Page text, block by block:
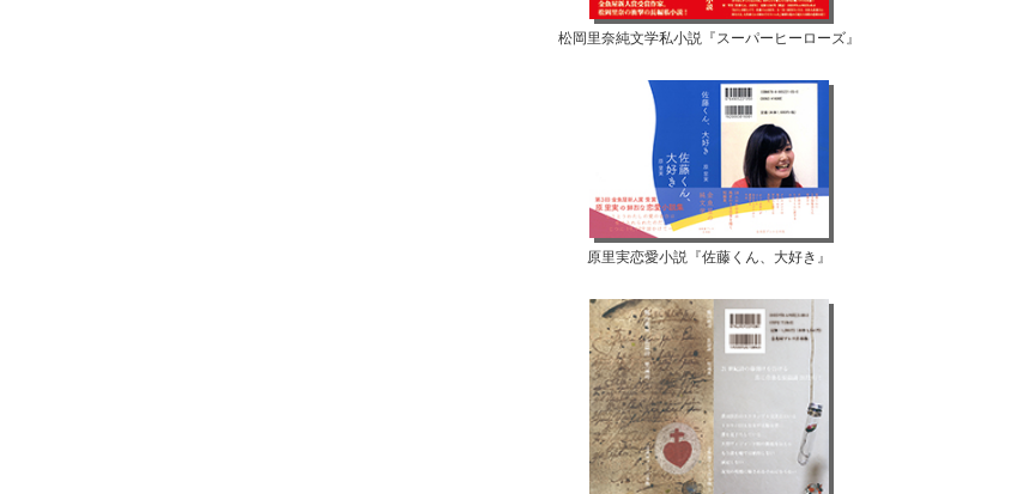
松岡里奈純文学私小説『スーパーヒーローズ』
原里実恋愛小説『佐藤くん、大好き』